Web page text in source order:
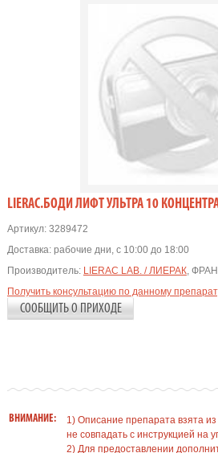
LIERAC.БОДИ ЛИФТ УЛЬТРА 10
Артикул:3289472
Доставка: рабочие дни, с 10:00 до 18:00
Производитель: LIERAC LAB. / ЛИЕРАК,
Получить консультацию по данному
СООБЩИТЬ О ПРИХОДЕ
ВНИМАНИЕ:
1) Описание препарата взята
не совпадать с инструкцией на
2) Для предоставлении